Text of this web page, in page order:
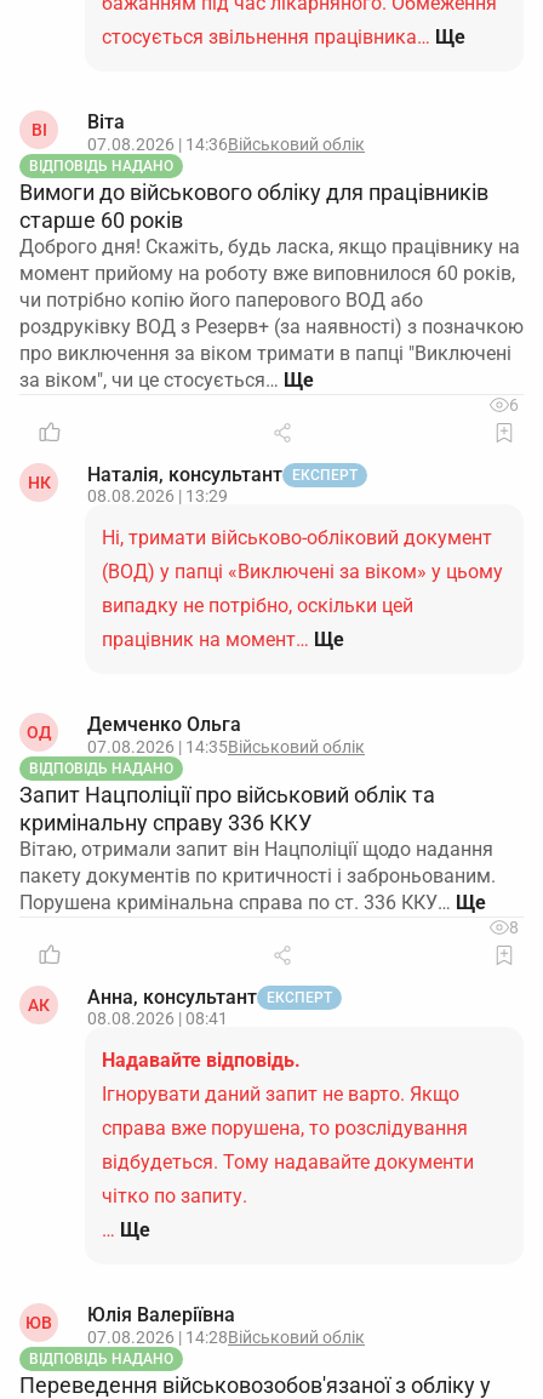
стосується звільнення працівника… Ще
ВІ Віта
07.08.2026 | 14:36Військовий облік
ВІДПОВІДЬ НАДАНО
Вимоги до військового обліку для працівників
старше 60 років
Доброго дня! Скажіть, будь ласка, якщо працівнику на
момент прийому на роботу вже виповнилося 60 років,
чи потрібно копію його паперового ВОД або
роздруківку ВОД з Резерв+ (за наявності) з позначкою
про виключення за віком тримати в папці "Виключені
за віком", чи це стосується…
6
НК Наталія, консультант ЕКСПЕРТ
08.08.2026 | 13:29
Ні, тримати військово-обліковий документ
(ВОД) у папці «Виключені за віком» у цьому
випадку не потрібно, оскільки цей
працівник на момент… Ще
ОД Демченко Ольга
07.08.2026 | 14:35Військовий облік
ВІДПОВІДЬ НАДАНО
Запит Нацполіції про військовий облік та
кримінальну справу 336 ККУ
Вітаю, отримали запит він Нацполіції щодо надання
пакету документів по критичності і заброньованим.
Порушена кримінальна справа по ст. 336 ККУ…
8
АК Анна, консультант ЕКСПЕРТ
08.08.2026 | 08:41
Надавайте відповідь.
Ігнорувати даний запит не варто. Якщо
справа вже порушена, то розслідування
відбудеться. Тому надавайте документи
чітко по запиту.
… Ще
ЮВ Юлія Валеріївна
07.08.2026 | 14:28Військовий облік
ВІДПОВІДЬ НАДАНО
Переведення військовозобов'язаної з обліку у